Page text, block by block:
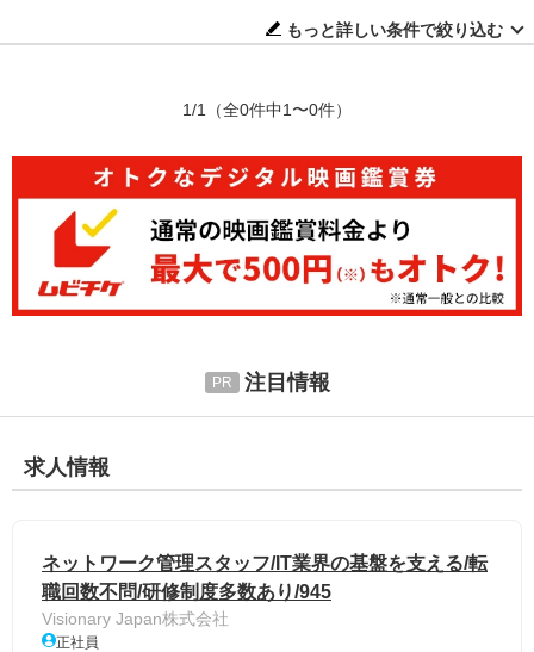
もっと詳しい条件で絞り込む
1/1 （全0件中1〜0件）
注目情報
求人情報
ネットワーク管理スタッフ/IT業界の基盤を支える/転
職回数不問/研修制度多数あり/945
Visionary Japan株式会社
正社員